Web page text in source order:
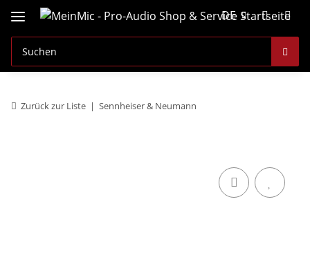
DE
Zurück zur Liste Sennheiser & Neumann